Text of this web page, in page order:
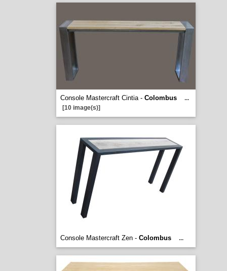
Console Mastercraft Cintia - Colombus
...
[10 image(s)]
Console Mastercraft Zen - Colombus ...